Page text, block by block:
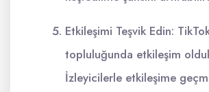
Etkileşimi Teşvik Edin:
topluluğunda etkileşim
İzleyicilerle etkileşime